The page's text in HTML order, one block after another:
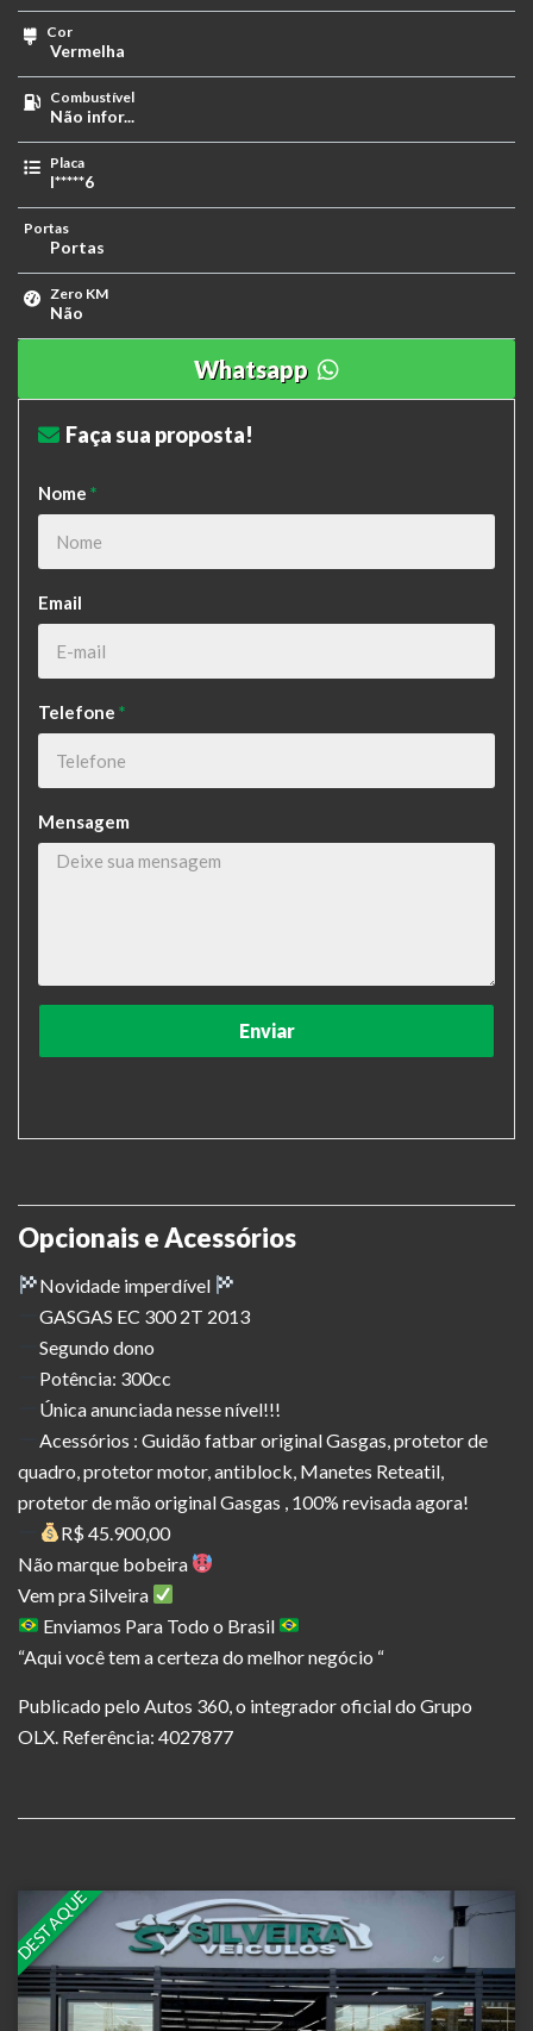
Cor
Vermelha
Combustível
Não infor...
Placa
I*****6
Portas
Portas
Zero KM
Não
Whatsapp
Faça sua proposta!
Nome *
Email
Telefone *
Mensagem
Opcionais e Acessórios
Novidade imperdível
GASGAS EC 300 2T 2013
Segundo dono
Potência: 300cc
Única anunciada nesse nível!!!
Acessórios : Guidão fatbar original Gasgas, protetor de
quadro, protetor motor, antiblock, Manetes Reteatil,
protetor de mão original Gasgas , 100% revisada agora!
R$ 45.900,00
Não marque bobeira
Vem pra Silveira
Enviamos Para Todo o Brasil
“Aqui você tem a certeza do melhor negócio “
Publicado pelo Autos 360, o integrador oficial do Grupo
OLX. Referência: 4027877
DESTAQUE